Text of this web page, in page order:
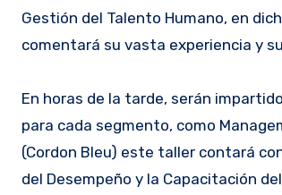
Gestión del Talento Humano, en
comentará su vasta experiencia y
En horas de la tarde, serán
para cada segmento, como
(Cordon Bleu) este taller contará
del Desempeño y la Capacitación